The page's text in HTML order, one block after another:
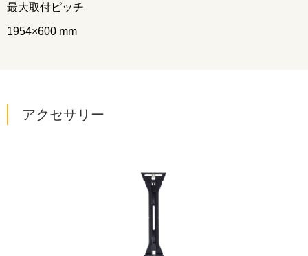
最大取付ピッチ
1954×600 mm
アクセサリー